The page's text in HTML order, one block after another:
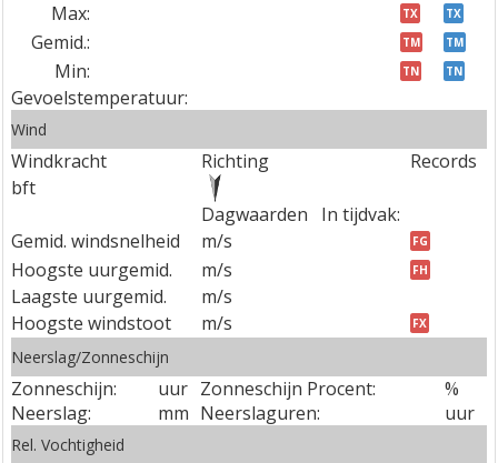
Max:
TX TX
Gemid.: TM TM
Min: TN TN
Gevoelstemperatuur:
Wind
Windkracht Richting
Records
bft
Dagwaarden
In tijdvak:
Gemid. windsnelheid
m/s FG
Hoogste uurgemid. m/s FH
Laagste uurgemid.
m/s
Hoogste windstoot
m/s FX
Neerslag/Zonneschijn
Zonneschijn: uur Zonneschijn Procent:
%
Neerslag:
mm Neerslaguren: uur
Rel. Vochtigheid